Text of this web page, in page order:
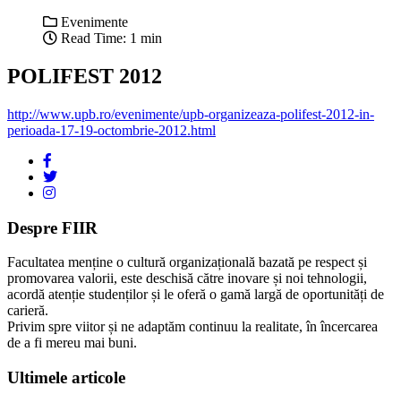
Evenimente
Read Time: 1 min
POLIFEST 2012
http://www.upb.ro/evenimente/upb-organizeaza-polifest-2012-in-
perioada-17-19-octombrie-2012.html
Despre FIIR
Facultatea menține o cultură organizațională bazată pe respect și
promovarea valorii, este deschisă către inovare și noi tehnologii,
acordă atenție studenților și le oferă o gamă largă de oportunități de
carieră.
Privim spre viitor și ne adaptăm continuu la realitate, în încercarea
de a fi mereu mai buni.
Ultimele articole